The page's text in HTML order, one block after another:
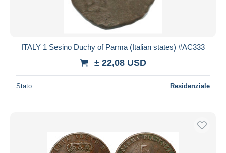
ITALY 1 Sesino Duchy of Parma (Italian states) #AC333
± 22,08 USD
Stato Residenziale